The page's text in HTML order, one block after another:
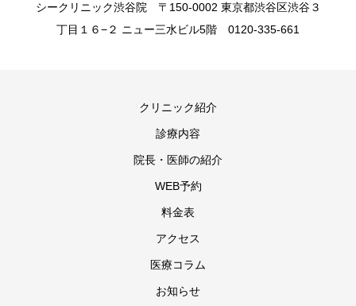
シークリニック渋谷院 〒150-0002 東京都渋谷区渋谷３
丁目１６−２ ニュー三水ビル5階 0120-335-661
クリニック紹介
診療内容
院長・医師の紹介
WEB予約
料金表
アクセス
医療コラム
お知らせ